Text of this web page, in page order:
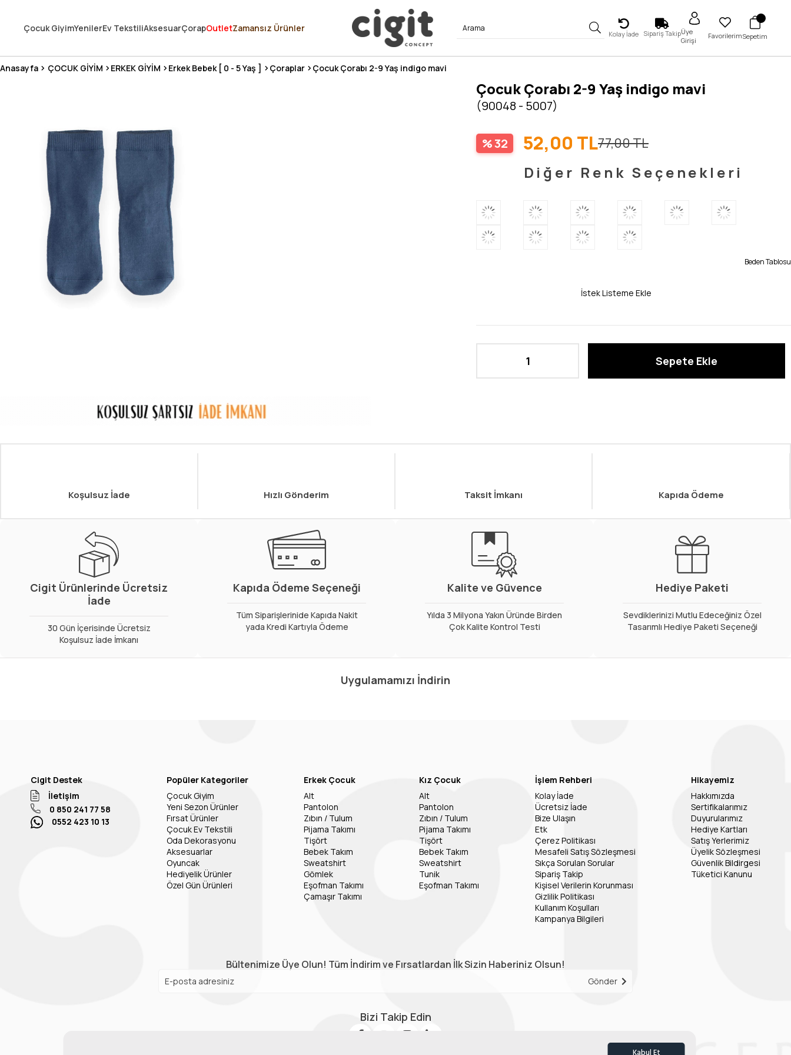
Kabul Et
3 MİLYONDAN FAZLA MUTLU MÜŞTERİ ❤️ 10 MİLYON ÜRÜN
Çocuk GiyimYenilerEv TekstiliAksesuarÇorapOutletZamansız Ürünler
Kolay İade Sipariş TakipÜye
Girişi
FavorilerimSepetim
Anasayfa ÇOCUK GİYİM ERKEK GİYİM Erkek Bebek [ 0 - 5 Yaş ] Çoraplar Çocuk Çorabı 2-9 Yaş indigo mavi
Çocuk Çorabı 2-9 Yaş indigo mavi
(90048 - 5007)
32 77,00 TL
52,00 TL
Diğer Renk Seçenekleri
Beden Tablosu
İstek Listeme Ekle
Koşulsuz İade Hızlı Gönderim Taksit İmkanı Kapıda Ödeme
Cigit Ürünlerinde Ücretsiz
İade
30 Gün İçerisinde Ücretsiz
Koşulsuz İade İmkanı
Kapıda Ödeme Seçeneği
Tüm Siparişlerinide Kapıda Nakit
yada Kredi Kartıyla Ödeme
Kalite ve Güvence
Yılda 3 Milyona Yakın Üründe Birden
Çok Kalite Kontrol Testi
Hediye Paketi
Sevdiklerinizi Mutlu Edeceğiniz Özel
Tasarımlı Hediye Paketi Seçeneği
Uygulamamızı İndirin
Cigit Destek
İletişim
0 850 241 77 58
0552 423 10 13
Popüler Kategoriler
Çocuk Giyim
Yeni Sezon Ürünler
Fırsat Ürünler
Çocuk Ev Tekstili
Oda Dekorasyonu
Aksesuarlar
Oyuncak
Hediyelik Ürünler
Özel Gün Ürünleri
Erkek Çocuk
Alt
Pantolon
Zıbın / Tulum
Pijama Takımı
Tişört
Bebek Takım
Sweatshirt
Gömlek
Eşofman Takımı
Çamaşır Takımı
Kız Çocuk
Alt
Pantolon
Zıbın / Tulum
Pijama Takımı
Tişört
Bebek Takım
Sweatshirt
Tunik
Eşofman Takımı
İşlem Rehberi
Kolay İade
Ücretsiz İade
Bize Ulaşın
Etk
Çerez Politikası
Mesafeli Satış Sözleşmesi
Sıkça Sorulan Sorular
Sipariş Takip
Kişisel Verilerin Korunması
Gizlilik Politikası
Kullanım Koşulları
Kampanya Bilgileri
Hikayemiz
Hakkımızda
Sertifikalarımız
Duyurularımız
Hediye Kartları
Satış Yerlerimiz
Üyelik Sözleşmesi
Güvenlik Bildirgesi
Tüketici Kanunu
Bültenimize Üye Olun! Tüm İndirim ve Fırsatlardan İlk Sizin Haberiniz Olsun!
Gönder
Bizi Takip Edin